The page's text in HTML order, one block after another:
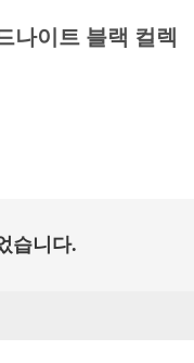
나이트 블랙 컬렉
습니다.